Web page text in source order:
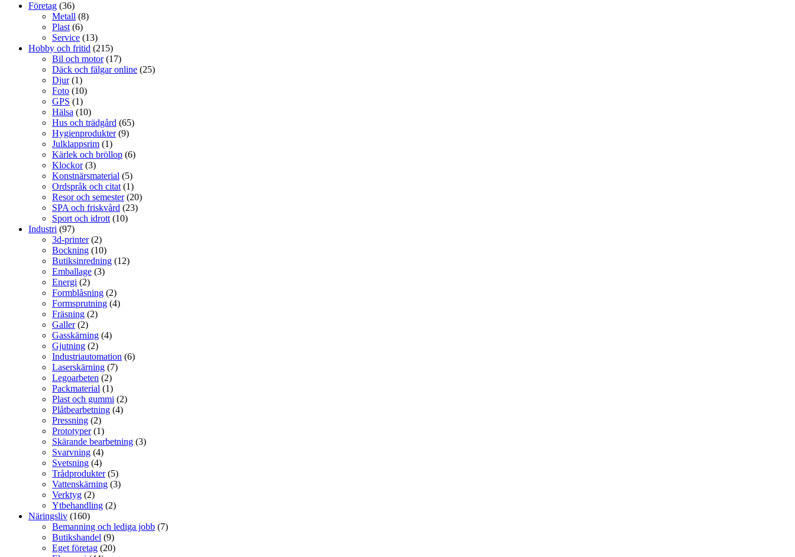
Företag (36)
Metall (8)
Plast (6)
Service (13)
Hobby och fritid (215)
Bil och motor(17)
Däck och fälgar online (25)
Djur(1)
Foto (10)
GPS (1)
Hälsa (10)
Hus och trädgård (65)
Hygienprodukter(9)
Julklappsrim (1)
Kärlek och bröllop (6)
Klockor(3)
Konstnärsmaterial (5)
Ordspråk och citat (1)
Resor och semester(20)
SPA och friskvård (23)
Sport och idrott (10)
Industri (97)
3d-printer(2)
Bockning (10)
Butiksinredning (12)
Emballage (3)
Energi (2)
Formblåsning (2)
Formsprutning (4)
Fräsning (2)
Galler(2)
Gasskärning (4)
Gjutning (2)
Industriautomation (6)
Laserskärning (7)
Legoarbeten (2)
Packmaterial (1)
Plast och gummi (2)
Plåtbearbetning (4)
Pressning (2)
Prototyper(1)
Skärande bearbetning (3)
Svarvning (4)
Svetsning (4)
Trådprodukter(5)
Vattenskärning (3)
Verktyg (2)
Ytbehandling (2)
Näringsliv (160)
Bemanning och lediga jobb (7)
Butikshandel (9)
Eget företag (20)